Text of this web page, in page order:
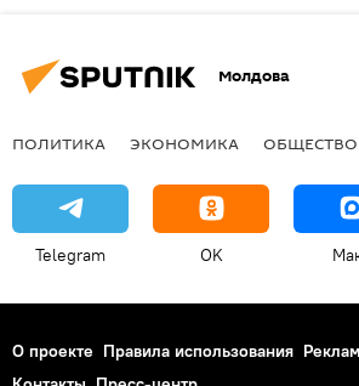
Молдова
ПОЛИТИКА ЭКОНОМИКА ОБЩЕСТВО
Telegram OK
О проекте Правила использования